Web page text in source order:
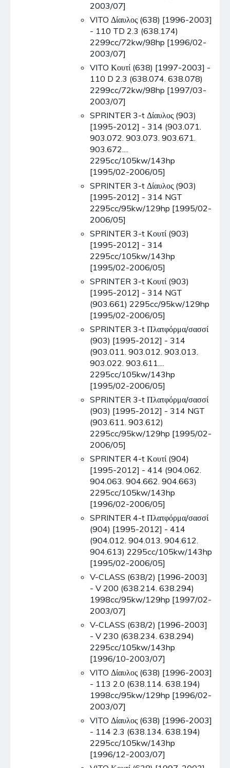
2003/07]
VITO Δίαυλος (638) [1996-2003]
- 110 TD 2.3 (638.174)
2299cc/72kw/98hp [1996/02-
2003/07]
VITO Κουτί (638) [1997-2003] -
110 D 2.3 (638.074. 638.078)
2299cc/72kw/98hp [1997/03-
2003/07]
SPRINTER 3-t Δίαυλος (903)
[1995-2012] - 314 (903.071.
903.072. 903.073. 903.671.
903.672....
2295cc/105kw/143hp
[1995/02-2006/05]
SPRINTER 3-t Δίαυλος (903)
[1995-2012] - 314 NGT
2295cc/95kw/129hp [1995/02-
2006/05]
SPRINTER 3-t Κουτί (903)
[1995-2012] - 314
2295cc/105kw/143hp
[1995/02-2006/05]
SPRINTER 3-t Κουτί (903)
[1995-2012] - 314 NGT
(903.661) 2295cc/95kw/129hp
[1995/02-2006/05]
SPRINTER 3-t Πλατφόρμα/σασσί
(903) [1995-2012] - 314
(903.011. 903.012. 903.013.
903.022. 903.611....
2295cc/105kw/143hp
[1995/02-2006/05]
SPRINTER 3-t Πλατφόρμα/σασσί
(903) [1995-2012] - 314 NGT
(903.611. 903.612)
2295cc/95kw/129hp [1995/02-
2006/05]
SPRINTER 4-t Κουτί (904)
[1995-2012] - 414 (904.062.
904.063. 904.662. 904.663)
2295cc/105kw/143hp
[1996/02-2006/05]
SPRINTER 4-t Πλατφόρμα/σασσί
(904) [1995-2012] - 414
(904.012. 904.013. 904.612.
904.613) 2295cc/105kw/143hp
[1995/02-2006/05]
V-CLASS (638/2) [1996-2003]
- V 200 (638.214. 638.294)
1998cc/95kw/129hp [1997/02-
2003/07]
V-CLASS (638/2) [1996-2003]
- V 230 (638.234. 638.294)
2295cc/105kw/143hp
[1996/10-2003/07]
VITO Δίαυλος (638) [1996-2003]
- 113 2.0 (638.114. 638.194)
1998cc/95kw/129hp [1996/02-
2003/07]
VITO Δίαυλος (638) [1996-2003]
- 114 2.3 (638.134. 638.194)
2295cc/105kw/143hp
[1996/12-2003/07]